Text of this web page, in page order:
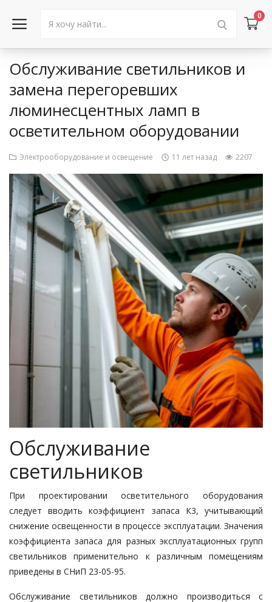
0
Войти в аккаунт
Каталог товаров
Акции
Новости
Статьи
Объявления
Контакты
Город: Колумбус
Обслуживание светильников и
замена перегоревших
люминесцентных ламп в
осветительном оборудовании
Электрооборудование и освещение 11 лет назад 2207
Обслуживание
светильников
При проектировании осветительного оборудования
следует вводить коэффициент запаса К3, учитывающий
снижение освещенности в процессе эксплуатации. Значения
коэффициента запаса для разных эксплуатационных групп
светильников применительно к различным помещениям
приведены в СНиП 23-05-95.
Обслуживание светильников должно производиться с